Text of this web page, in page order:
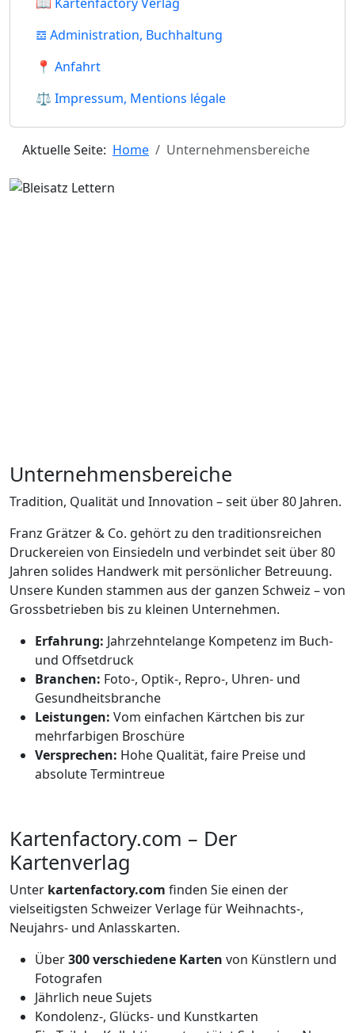
📖 Kartenfactory Verlag
𝌕 Administration, Buchhaltung
📍 Anfahrt
⚖ Impressum, Mentions légale
Aktuelle Seite: Home Unternehmensbereiche
Unternehmensbereiche
Tradition, Qualität und Innovation – seit über 80 Jahren.
Franz Grätzer & Co. gehört zu den traditionsreichen
Druckereien von Einsiedeln und verbindet seit über 80
Jahren solides Handwerk mit persönlicher Betreuung.
Unsere Kunden stammen aus der ganzen Schweiz – von
Grossbetrieben bis zu kleinen Unternehmen.
Erfahrung: Jahrzehntelange Kompetenz im Buch-
und Offsetdruck
Branchen: Foto-, Optik-, Repro-, Uhren- und
Gesundheitsbranche
Leistungen: Vom einfachen Kärtchen bis zur
mehrfarbigen Broschüre
Versprechen: Hohe Qualität, faire Preise und
absolute Termintreue
Kartenfactory.com – Der
Kartenverlag
Unter kartenfactory.com finden Sie einen der
vielseitigsten Schweizer Verlage für Weihnachts-,
Neujahrs- und Anlasskarten.
Über300 verschiedene Karten von Künstlern und
Fotografen
Jährlich neue Sujets
Kondolenz-, Glücks- und Kunstkarten